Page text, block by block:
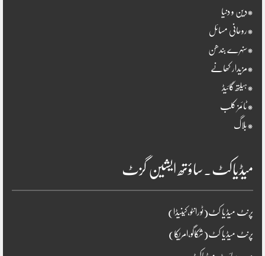
*دین و دنیا
*روحانی مسائل
*سنہرے بندھن
*مزیدار کھانے
*ہیلتھ گائیڈ
*ٹائمز کلب
*بلاگ
میڈیاکٹ۔ساؤتھ ایشین گزٹ
پرنٹ میڈیا کٹ(ٹورانٹو،کینیڈا)
پرنٹ میڈیا کٹ(شکاگو،امریکا)